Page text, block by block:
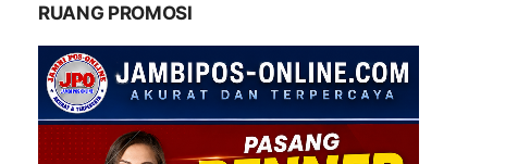
RUANG PROMOSI